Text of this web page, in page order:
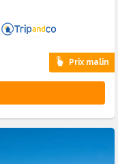
Prix malin